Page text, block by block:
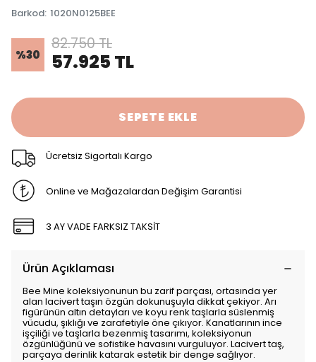
Barkod: 1020N0125BEE
%30
82.750 TL
57.925 TL
SEPETE EKLE
Ücretsiz Sigortalı Kargo
Online ve Mağazalardan Değişim Garantisi
3 AY VADE FARKSIZ TAKSİT
Ürün Açıklaması
Bee Mine koleksiyonunun bu zarif parçası, ortasında yer
alan lacivert taşın özgün dokunuşuyla dikkat çekiyor. Arı
figürünün altın detayları ve koyu renk taşlarla süslenmiş
vücudu, şıklığı ve zarafetiyle öne çıkıyor. Kanatlarının ince
işçiliği ve taşlarla bezenmiş tasarımı, koleksiyonun
özgünlüğünü ve sofistike havasını vurguluyor. Lacivert taş,
parçaya derinlik katarak estetik bir denge sağlıyor.